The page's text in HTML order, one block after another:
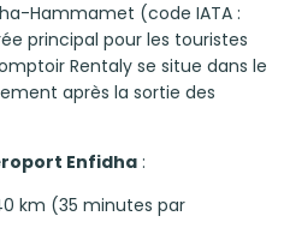
Hammamet (code IATA :
principal pour les touristes
Rentaly se situe dans le
après la sortie des
Enfidha :
km (35 minutes par